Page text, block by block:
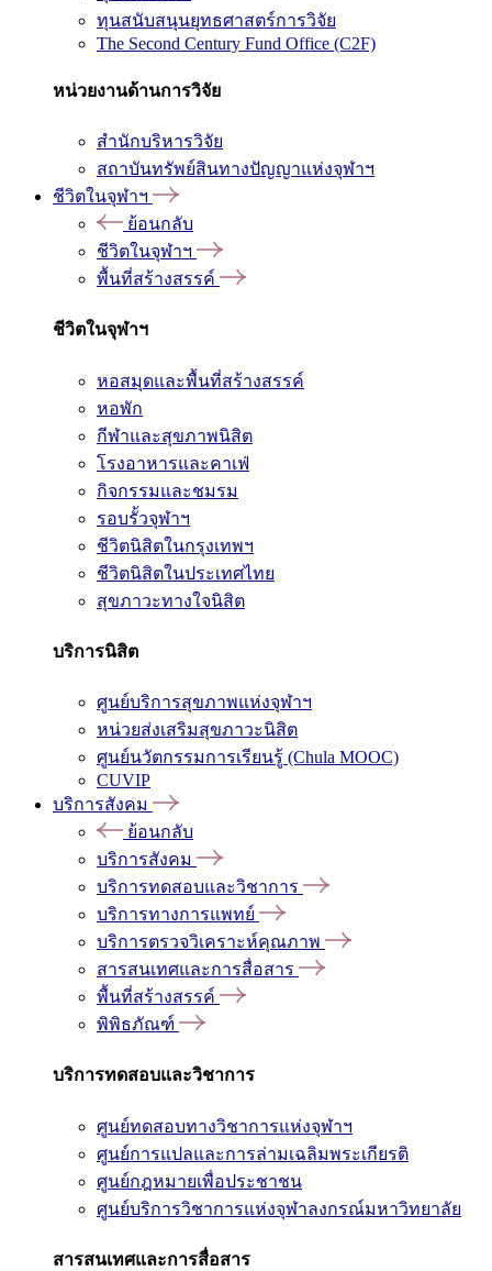
ทุนสนับสนุนยุทธศาสตร์การวิจัย
The Second Century Fund Office (C2F)
หน่วยงานด้านการวิจัย
สำนักบริหารวิจัย
สถาบันทรัพย์สินทางปัญญาแห่งจุฬาฯ
ชีวิตในจุฬาฯ
ย้อนกลับ
ชีวิตในจุฬาฯ
พื้นที่สร้างสรรค์
ชีวิตในจุฬาฯ
หอสมุดและพื้นที่สร้างสรรค์
หอพัก
กีฬาและสุขภาพนิสิต
โรงอาหารและคาเฟ่
กิจกรรมและชมรม
รอบรั้วจุฬาฯ
ชีวิตนิสิตในกรุงเทพฯ
ชีวิตนิสิตในประเทศไทย
สุขภาวะทางใจนิสิต
บริการนิสิต
ศูนย์บริการสุขภาพแห่งจุฬาฯ
หน่วยส่งเสริมสุขภาวะนิสิต
ศูนย์นวัตกรรมการเรียนรู้ (Chula MOOC)
CUVIP
บริการสังคม
ย้อนกลับ
บริการสังคม
บริการทดสอบและวิชาการ
บริการทางการแพทย์
บริการตรวจวิเคราะห์คุณภาพ
สารสนเทศและการสื่อสาร
พื้นที่สร้างสรรค์
พิพิธภัณฑ์
บริการทดสอบและวิชาการ
ศูนย์ทดสอบทางวิชาการแห่งจุฬาฯ
ศูนย์การแปลและการล่ามเฉลิมพระเกียรติ
ศูนย์กฎหมายเพื่อประชาชน
ศูนย์บริการวิชาการแห่งจุฬาลงกรณ์มหาวิทยาลัย
สารสนเทศและการสื่อสาร